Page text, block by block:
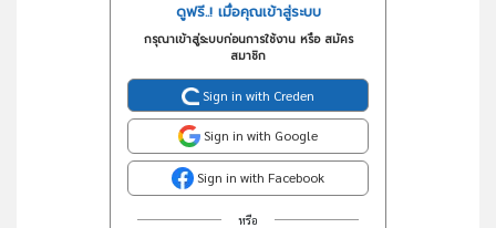
ดูฟรี..! เมื่อคุณเข้าสู่ระบบ
กรุณาเข้าสู่ระบบก่อนการใช้งาน หรือ สมัคร
สมาชิก
Sign in with Creden
Sign in with Google
Sign in with Facebook
หรือ